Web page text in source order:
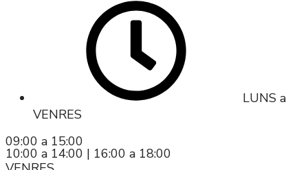
LUNS a
VENRES
09:00 a 15:00
10:00 a 14:00 | 16:00 a 18:00